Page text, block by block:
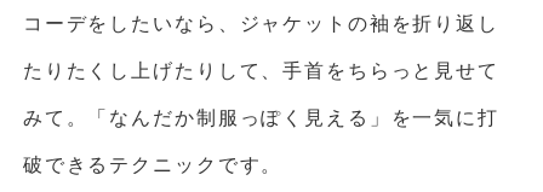
コーデをしたいなら、ジャケットの袖を折り返し
たりたくし上げたりして、手首をちらっと見せて
みて。「なんだか制服っぽく見える」を一気に打
破できるテクニックです。